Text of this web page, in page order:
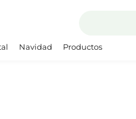
Navidad Productos